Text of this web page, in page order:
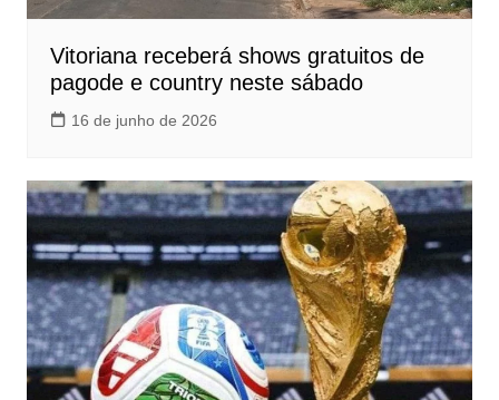
Vitoriana receberá shows gratuitos de
pagode e country neste sábado
16 de junho de 2026